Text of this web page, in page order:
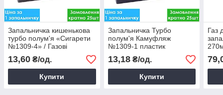
Запальничка кишенькова
турбо полум'я «Сигарети
№1309-4» / Газові
запальнички з турбо
полум'ям
13,60 ₴/од.
Купити
Запальничка Турбо
полум'я Камуфляж
№1309-1 пластик
13,18₴/од.
Купити
Газ